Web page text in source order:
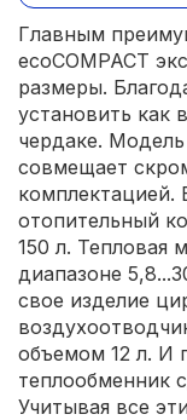
Главным
ecoCOMPACT
размеры.
установить как
чердаке.
совмещает
комплектацией.
отопительный
150 л. Тепловая
диапазоне
свое изделие
объемом 12 л. И
теплообменник
Учитывая все